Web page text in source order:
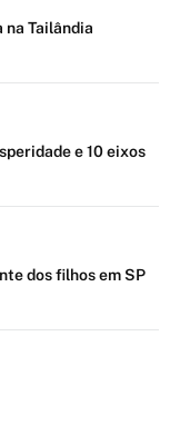
Tailândia
e 10 eixos
dos filhos em SP